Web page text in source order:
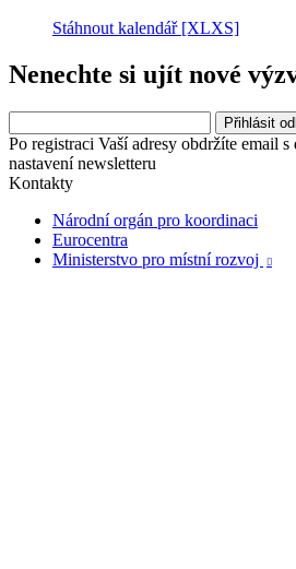
Stáhnout kalendář [XLXS]
Nenechte si ujít nové
Po registraci Vaší adresy obdržíte email
nastavení newsletteru
Kontakty
Národní orgán pro koordinaci
Eurocentra
Ministerstvo pro místní rozvoj
